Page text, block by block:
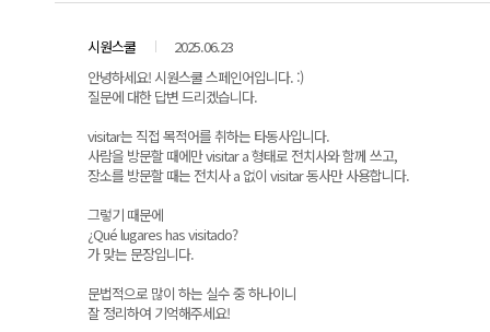
시원스쿨
2025.06.23
안녕하세요! 시원스쿨 스페인어입니다. :)
질문에 대한 답변 드리겠습니다.
visitar는 직접 목적어를 취하는 타동사입니다.
사람을 방문할 때에만 visitar a 형태로 전치사와 함께 쓰고,
장소를 방문할 때는 전치사 a 없이 visitar 동사만 사용합니다.
그렇기 때문에
¿Qué lugares has visitado?
가 맞는 문장입니다.
문법적으로 많이 하는 실수 중 하나이니
잘 정리하여 기억해주세요!